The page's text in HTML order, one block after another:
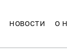
НОВОСТИ О